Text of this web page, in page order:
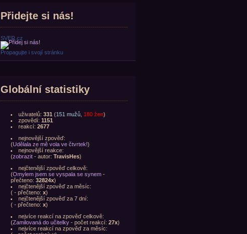
Přidejte si nás!
SVER.cz
Propagujte i svojí stránku
Globální statistiky
uživatelů: 331 (151 mužů, 180 žen)
zpovědí: 1151
reakcí: 2677
nejnovější zpověď:
(Udělala ze mě vola ve čtvrtek!)
nejnovější reakce:
(zobrazit- autor: TravisHes)
nejčtenější zpověď celkově:
(Omylem jsem se vyspala se synem-
přečteno: 32824x)
nejčtenější zpověď za měsíc:
(- přečteno: x)
nejčtenější zpověď za 7 dní:
(- přečteno: x)
nejvíce reakcí na zpověď celkově:
(Zamilovaná do učitelky- počet reakcí: 27x)
nejvíce reakcí na zpověď za měsíc: